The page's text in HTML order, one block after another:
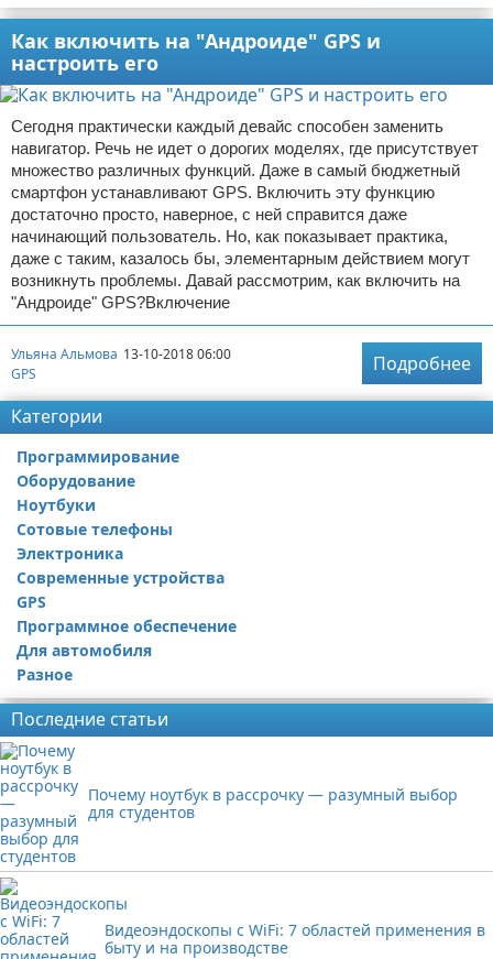
Как включить на "Андроиде" GPS и
настроить его
Сегодня практически каждый девайс способен заменить
навигатор. Речь не идет о дорогих моделях, где присутствует
множество различных функций. Даже в самый бюджетный
смартфон устанавливают GPS. Включить эту функцию
достаточно просто, наверное, с ней справится даже
начинающий пользователь. Но, как показывает практика,
даже с таким, казалось бы, элементарным действием могут
возникнуть проблемы. Давай рассмотрим, как включить на
"Андроиде" GPS?Включение
Ульяна Альмова 13-10-2018 06:00
GPS
Подробнее
Категории
Программирование
Оборудование
Ноутбуки
Сотовые телефоны
Электроника
Современные устройства
GPS
Программное обеспечение
Для автомобиля
Разное
Последние статьи
Почему ноутбук в рассрочку — разумный выбор
для студентов
Видеоэндоскопы с WiFi: 7 областей применения в
быту и на производстве